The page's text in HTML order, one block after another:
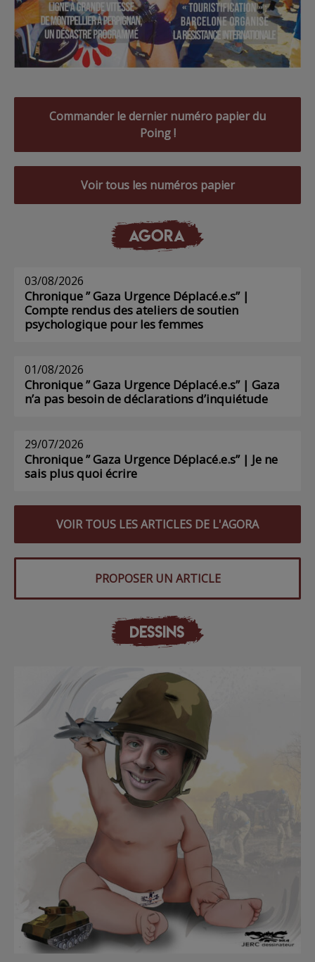
Commander le dernier numéro papier du
Poing !
Voir tous les numéros papier
AGORA
03/08/2026
Chronique ” Gaza Urgence Déplacé.e.s” |
Compte rendus des ateliers de soutien
psychologique pour les femmes
01/08/2026
Chronique ” Gaza Urgence Déplacé.e.s” | Gaza
n’a pas besoin de déclarations d’inquiétude
29/07/2026
Chronique ” Gaza Urgence Déplacé.e.s” | Je ne
sais plus quoi écrire
VOIR TOUS LES ARTICLES DE L'AGORA
PROPOSER UN ARTICLE
DESSINS